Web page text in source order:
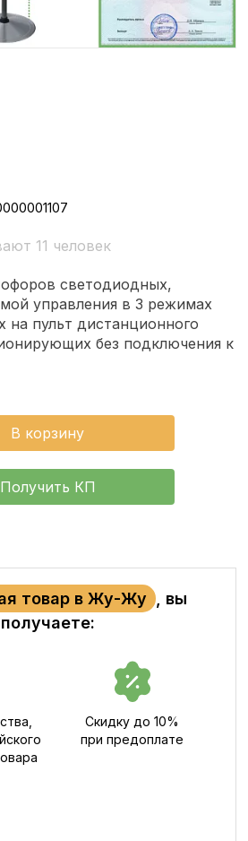
11 человек
светодиодных,
управления в 3 режимах
пульт дистанционного
без подключения к
В корзину
Получить КП
товар в Жу-Жу
, вы
получаете:
Скидку до 10%
при предоплате